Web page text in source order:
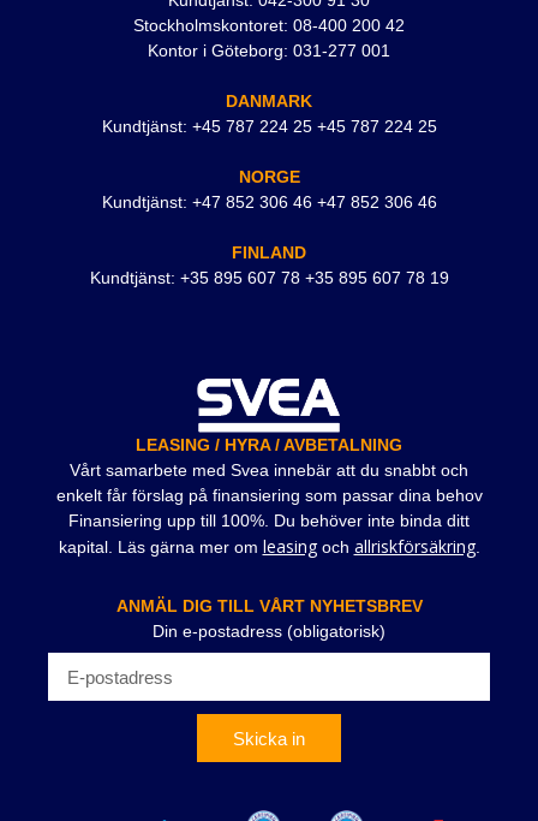
Stockholmskontoret: 08-400 200 42
Kontor i Göteborg: 031-277 001
DANMARK
Kundtjänst: +45 787 224 25 +45 787 224 25
NORGE
Kundtjänst: +47 852 306 46 +47 852 306 46
FINLAND
Kundtjänst: +35 895 607 78 +35 895 607 78 19
LEASING / HYRA / AVBETALNING
Vårt samarbete med Svea innebär att du snabbt och
enkelt får förslag på finansiering som passar dina behov
Finansiering upp till 100%. Du behöver inte binda ditt
kapital. Läs gärna mer om leasingoch allriskförsäkring.
ANMÄL DIG TILL VÅRT NYHETSBREV
Din e-postadress (obligatorisk)
Skicka in